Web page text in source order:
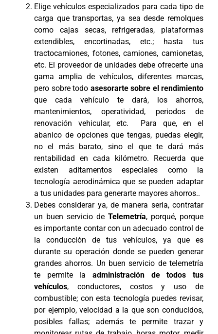
Elige vehículos especializados para cada tipo de
carga que transportas, ya sea desde remolques
como cajas secas, refrigeradas, plataformas
extendibles, encortinadas, etc.; hasta tus
tractocamiones, fotones, camiones, camionetas,
etc. El proveedor de unidades debe ofrecerte una
gama amplia de vehículos, diferentes marcas,
pero sobre todo asesorarte sobre el rendimiento
que cada vehículo te dará, los ahorros,
mantenimientos, operatividad, periodos de
renovación vehicular, etc. Para que, en el
abanico de opciones que tengas, puedas elegir,
no el más barato, sino el que te dará más
rentabilidad en cada kilómetro. Recuerda que
existen aditamentos especiales como la
tecnología aerodinámica que se pueden adaptar
a tus unidades para generarte mayores ahorros..
Debes considerar ya, de manera seria, contratar
un buen servicio de Telemetría, porqué, porque
es importante contar con un adecuado control de
la conducción de tus vehículos, ya que es
durante su operación donde se pueden generar
grandes ahorros. Un buen servicio de telemetría
te permite la administración de todos tus
vehículos, conductores, costos y uso de
combustible; con esta tecnología puedes revisar,
por ejemplo, velocidad a la que son conducidos,
posibles fallas; además te permite trazar y